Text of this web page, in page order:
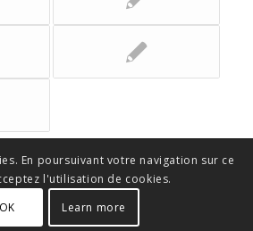
En poursuivant votre navigation sur ce
l'utilisation de cookies.
OK
Learn more